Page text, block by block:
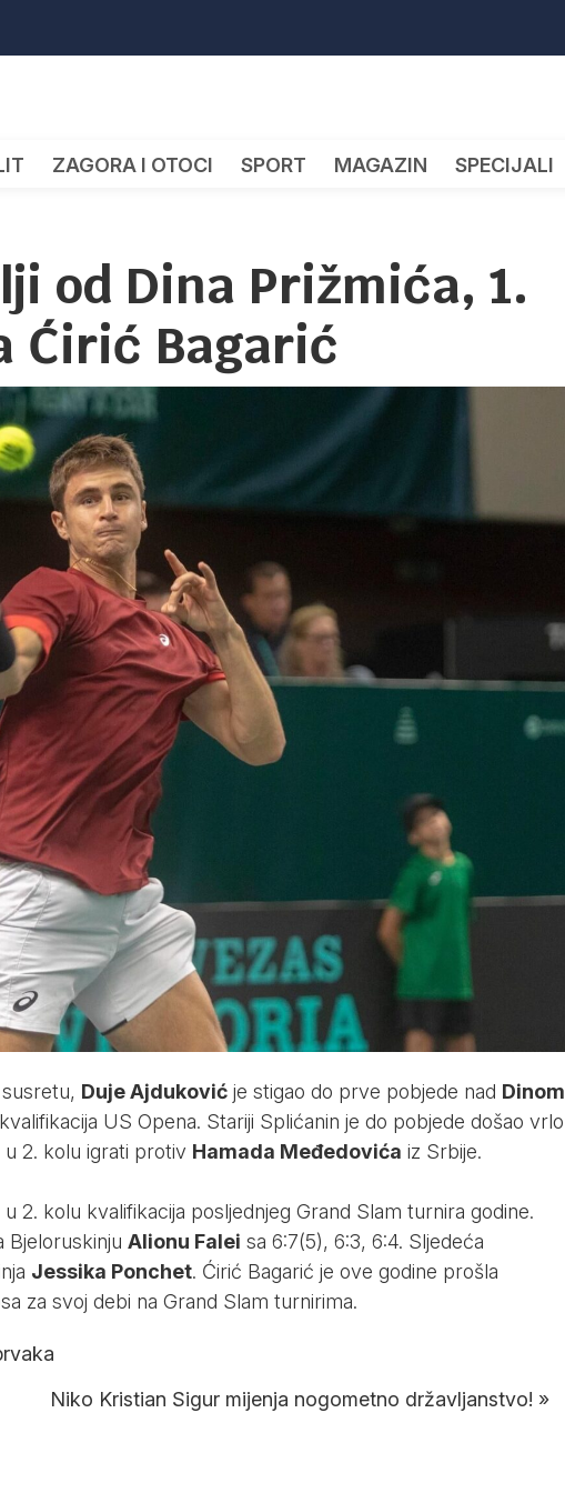
ZAGORA I OTOCI SPORT MAGAZIN SPECIJALI
od Dina Prižmića, 1.
Ćirić Bagarić
Duje Ajdukovićje stigao do prve pobjede nad Dinom
US Opena. Stariji Splićanin je do pobjede došao vrlo
2. kolu igrati protiv Hamada Međedovića iz Srbije.
2. kolu kvalifikacija posljednjeg Grand Slam turnira godine.
Bjeloruskinju Alionu Falei sa 6:7(5), 6:3, 6:4. Sljedeća
Jessika Ponchet. Ćirić Bagarić je ove godine prošla
za svoj debi na Grand Slam turnirima.
Niko Kristian Sigur mijenja nogometno državljanstvo! »